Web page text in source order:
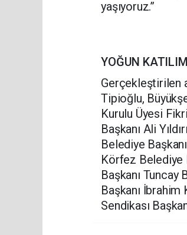
yaşıyoruz.”
YOĞUN
Gerçekleştirilen
Tipioğlu,
Kurulu Üyesi
Başkanı Ali
Belediye
Körfez Belediye
Başkanı
Başkanı
Sendikası